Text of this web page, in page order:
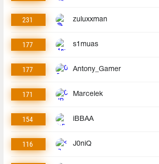
231 zuluxxman
177 s1muas
177 Antony_Gamer
171 Marcelek
154 iBBAA
116 J0niQ